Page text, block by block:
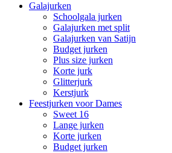
Galajurken
Schoolgala jurken
Galajurken met split
Galajurken van Satijn
Budget jurken
Plus size jurken
Korte jurk
Glitterjurk
Kerstjurk
Feestjurken voor Dames
Sweet 16
Lange jurken
Korte jurken
Budget jurken